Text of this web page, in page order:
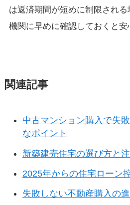
は返済期間が短めに制限され
機関に早めに確認しておくと安
関連記事
中古マンション購入で失
なポイント
新築建売住宅の選び方と
2025年からの住宅ローン
失敗しない不動産購入の